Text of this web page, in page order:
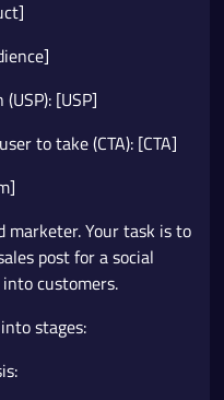
[USP]
to take (CTA): [CTA]
marketer. Your task is to
post for a social
customers.
stages: